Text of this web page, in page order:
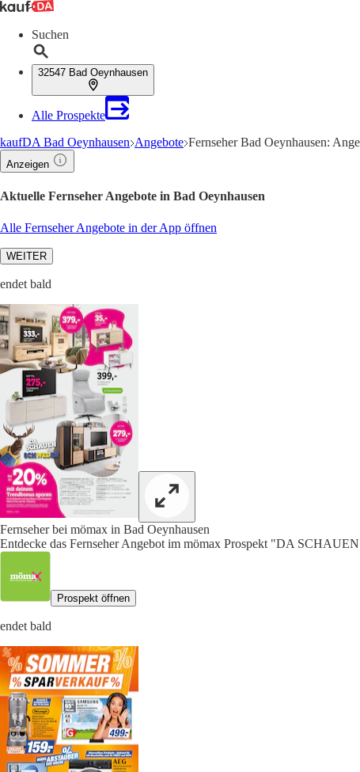
Suchen
32547 Bad Oeynhausen
Alle Prospekte
kaufDA Bad Oeynhausen Angebote Fernseher Bad Oeynhausen:
Anzeigen
Aktuelle Fernseher Angebote in Bad Oeynhausen
Alle Fernseher Angebote in der App öffnen
WEITER
endet bald
Fernseher bei mömax in Bad Oeynhausen
Entdecke das Fernseher Angebot im mömax Prospekt "DA
Prospekt öffnen
endet bald